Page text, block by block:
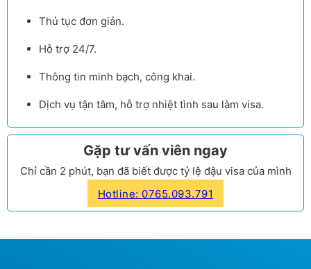
Thủ tục đơn giản.
Hỗ trợ 24/7.
Thông tin minh bạch, công khai.
Dịch vụ tận tâm, hỗ trợ nhiệt tình sau làm visa.
Gặp tư vấn viên ngay
Chỉ cần 2 phút, bạn đã biết được tỷ lệ đậu visa của mình
Hotline: 0765.093.791